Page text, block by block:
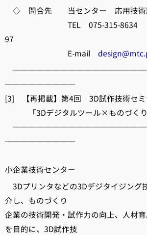
◇ 問合先 当センター 応用技術
TEL 075-315-8634
97
E-mail
─────────
[3] 【再掲載】第4回 3D試作技術セミ
「3Dデジタルツール×ものづくり
─────────
京都
小企業技術センター
3Dプリンタなどの3Dデジタイジング
介し、ものづくり
企業の技術開発・試作力の向上、人材
を目的に、3D試作技